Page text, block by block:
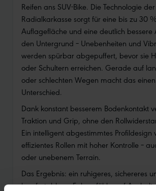
Reifen ans SUV-Bike. Die Technologie der
Radialkarkasse sorgt für eine bis zu 30
Auflagefläche und eine deutlich bessere
den Untergrund – Unebenheiten und
werden spürbar abgepuffert, bevor sie
oder Schultern erreichen. Gerade auf
oder schlechten Wegen macht das
Unterschied.
Dank konstant besserem Bodenkontakt
Traktion und Grip, ohne den
Ein intelligent abgestimmtes Profildesign
effizientes Rollen mit hoher Kontrolle –
oder unebenem Terrain.
Das Ergebnis: ein ruhigeres, sichereres
komfortableres Fahrgefühl – auf Asphalt